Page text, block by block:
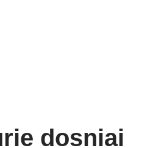
dosniai